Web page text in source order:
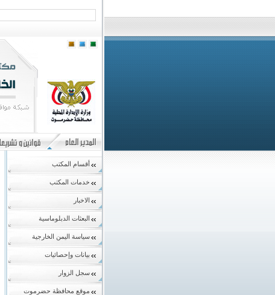
أقسام المكتب
خدمات المكتب
الاخبار
البعثات الدبلوماسية
سياسة اليمن الخارجية
بيانات وإحصائيات
سجل الزوار
موقع محافظة حضرموت